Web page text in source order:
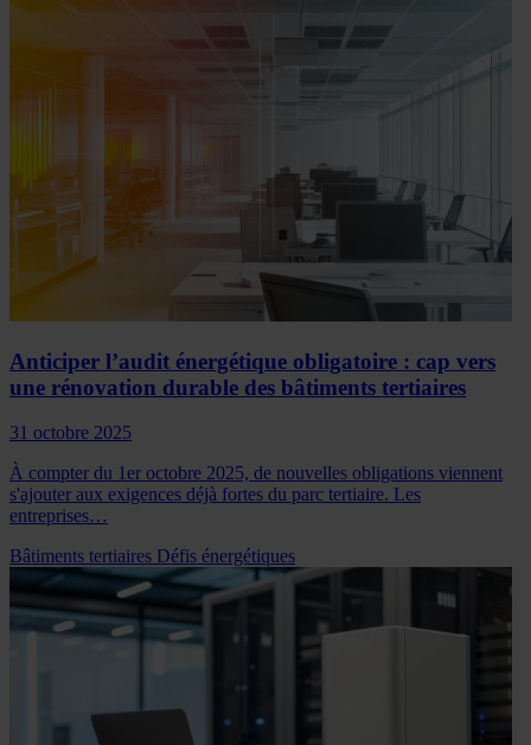
Anticiper l’audit énergétique obligatoire : cap vers
une rénovation durable des bâtiments tertiaires
31 octobre 2025
À compter du 1er octobre 2025, de nouvelles obligations viennent
s'ajouter aux exigences déjà fortes du parc tertiaire. Les
entreprises…
Bâtiments tertiaires Défis énergétiques